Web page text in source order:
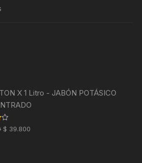
X 1 Litro - JABÓN POTÁSICO
El
$ 39.800